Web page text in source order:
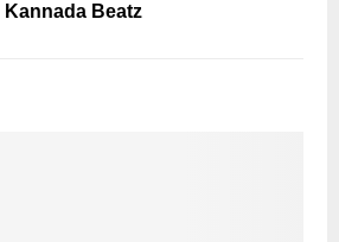
Kannada Beatz